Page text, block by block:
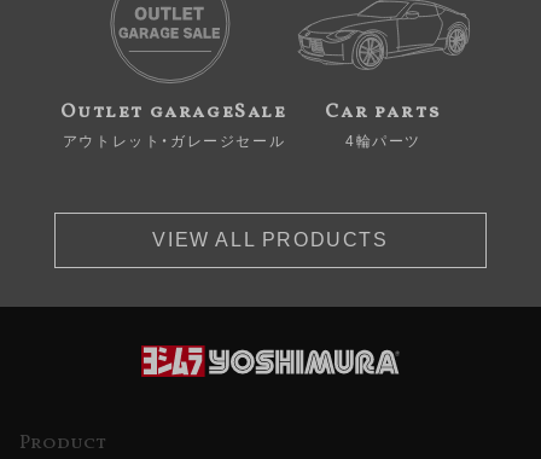
Outlet garageSale
アウトレット・ガレージセール
Car parts
4輪パーツ
VIEW ALL PRODUCTS
Product